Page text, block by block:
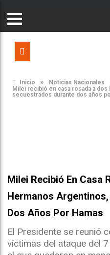
Inicio » Noticias Nacionales
Milei recibió en casa rosada a
secuestrados durante dos años
Milei Recibió En Casa
Hermanos
Dos Años Por Hamas
El Presidente se reunió
víctimas del ataque del